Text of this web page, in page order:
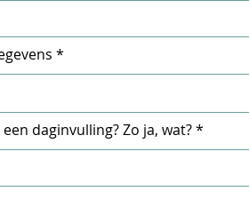
een daginvulling? Zo ja, wat?